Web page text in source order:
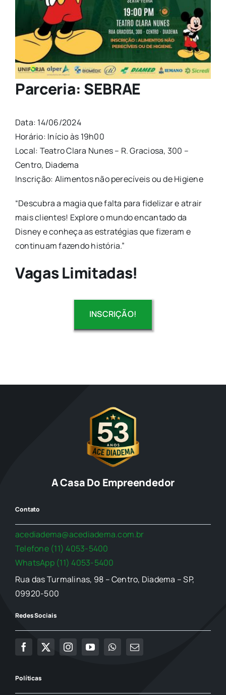
Parceria: SEBRAE
Data: 14/06/2024
Horário: Início às 19h00
Local: Teatro Clara Nunes – R. Graciosa, 300 –
Centro, Diadema
Inscrição: Alimentos não perecíveis ou de Higiene
“Descubra a magia que falta para fidelizar e atrair
mais clientes! Explore o mundo encantado da
Disney e conheça as estratégias que fizeram e
continuam fazendo história.”
Vagas Limitadas!
INSCRIÇÃO!
A Casa Do Empreendedor
Contato
acediadema@acediadema.com.br
Telefone (11) 4053-5400
WhatsApp (11) 4053-5400
Rua das Turmalinas, 98 – Centro, Diadema – SP,
09920-500
Redes Sociais
Políticas